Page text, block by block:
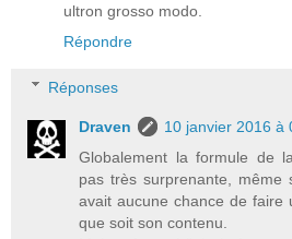
ultron grosso modo.
Répondre
Réponses
Draven
10 janvier 2016 à
Globalement la formule de
pas très surprenante, même
avait aucune chance de faire
que soit son contenu.